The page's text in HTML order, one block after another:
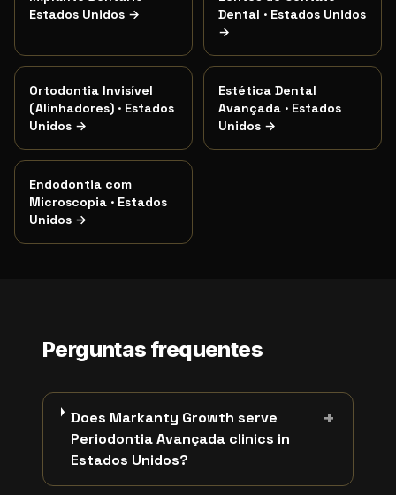
Estados Unidos →
Dental · Estados Unidos
→
Ortodontia Invisível
(Alinhadores) · Estados
Unidos →
Estética Dental
Avançada · Estados
Unidos →
Endodontia com
Microscopia · Estados
Unidos →
Perguntas frequentes
Does Markanty Growth serve
Periodontia Avançada clinics in
Estados Unidos?
+